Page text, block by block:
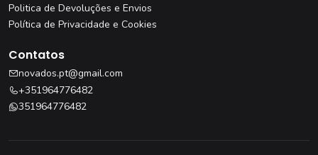
Politica de Devoluções e Envios
Política de Privacidade e Cookies
Contatos
novados.pt@gmail.com
+351964776482
351964776482